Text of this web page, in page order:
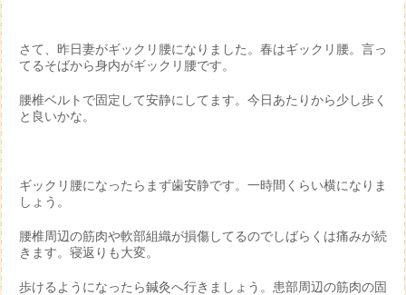
さて、昨日妻がギックリ腰になりました。春はギックリ腰。言っ
てるそばから身内がギックリ腰です。
腰椎ベルトで固定して安静にしてます。今日あたりから少し歩く
と良いかな。
ギックリ腰になったらまず歯安静です。一時間くらい横になりま
しょう。
腰椎周辺の筋肉や軟部組織が損傷してるのでしばらくは痛みが続
きます。寝返りも大変。
歩けるようになったら鍼灸へ行きましょう。患部周辺の筋肉の固